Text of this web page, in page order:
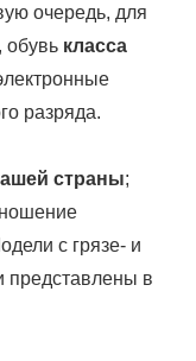
очередь, для
обувь класса
разряда.
страны;
ношение
с грязе- и
представлены в